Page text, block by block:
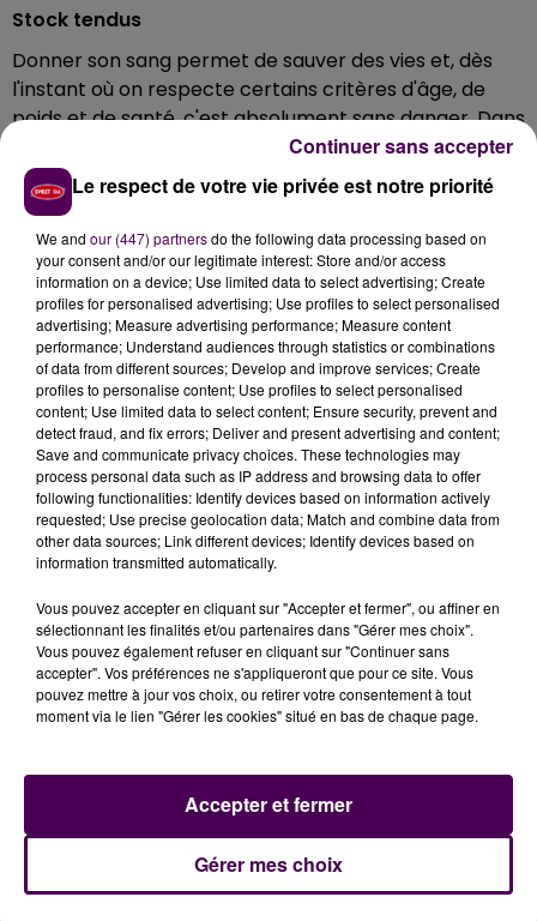
Stock tendus
Donner son sang permet de sauver des vies et, dès
l'instant où on respecte certains critères d'âge, de
poids et de santé, c'est absolument sans danger. Dans
un contexte de stocks limités face à des besoins en
transfusions toujours très importants, la démarche
est vivement conseillée.
À LA UNE
7 août 2026
11 juillet 2026
Inscrivez-vous au casting The Voice & The Voice
Kids !
7 août 2026
Gagnez vos entrées pour Papéa Parc !
Le respect de votre vie privée est notre priorité
We and our (447) partnersdo the following data processing based on
your consent and/or our legitimate interest: Store and/or access
information on a device; Use limited data to select advertising; Create
profiles for personalised advertising; Use profiles to select personalised
advertising; Measure advertising performance; Measure content
performance; Understand audiences through statistics or combinations
of data from different sources; Develop and improve services; Create
profiles to personalise content; Use profiles to select personalised
content; Use limited data to select content; Ensure security, prevent and
detect fraud, and fix errors; Deliver and present advertising and content;
Save and communicate privacy choices. These technologies may
process personal data such as IP address and browsing data to offer
following functionalities: Identify devices based on information actively
requested; Use precise geolocation data; Match and combine data from
other data sources; Link different devices; Identify devices based on
information transmitted automatically.
Vous pouvez accepter en cliquant sur "Accepter et fermer", ou affiner en
sélectionnant les finalités et/ou partenaires dans "Gérer mes choix".
Vous pouvez également refuser en cliquant sur "Continuer sans
accepter". Vos préférences ne s'appliqueront que pour ce site. Vous
pouvez mettre à jour vos choix, ou retirer votre consentement à tout
moment via le lien "Gérer les cookies" situé en bas de chaque page.
Gérer mes choix
Accepter et fermer
Continuer sans accepter